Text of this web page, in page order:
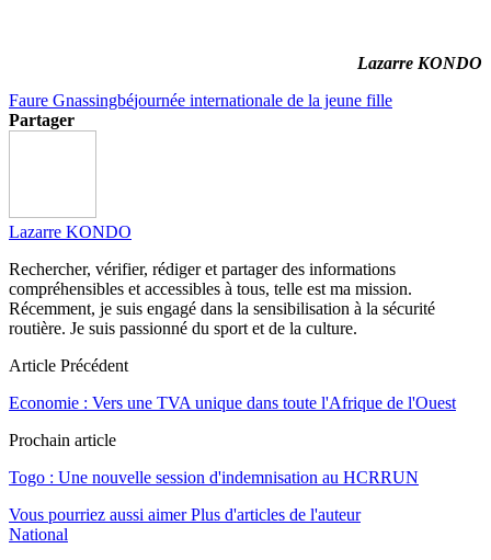
Lazarre KONDO
Faure Gnassingbéjournée internationale de la jeune fille
Partager
Lazarre KONDO
Rechercher, vérifier, rédiger et partager des informations
compréhensibles et accessibles à tous, telle est ma mission.
Récemment, je suis engagé dans la sensibilisation à la sécurité
routière. Je suis passionné du sport et de la culture.
Article Précédent
Economie : Vers une TVA unique dans toute l'Afrique de l'Ouest
Prochain article
Togo : Une nouvelle session d'indemnisation au HCRRUN
Vous pourriez aussi aimer Plus d'articles de l'auteur
National